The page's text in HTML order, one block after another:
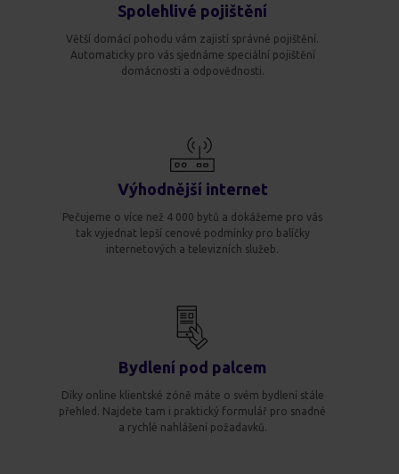
Spolehlivé pojištění
Větší domácí pohodu vám zajistí správné pojištění.
Automaticky pro vás sjednáme speciální pojištění
domácnosti a odpovědnosti.
Výhodnější internet
Pečujeme o více než 4 000 bytů a dokážeme pro vás
tak vyjednat lepší cenové podmínky pro balíčky
internetových a televizních služeb.
Bydlení pod palcem
Díky online klientské zóně máte o svém bydlení stále
přehled. Najdete tam i praktický formulář pro snadné
a rychlé nahlášení požadavků.